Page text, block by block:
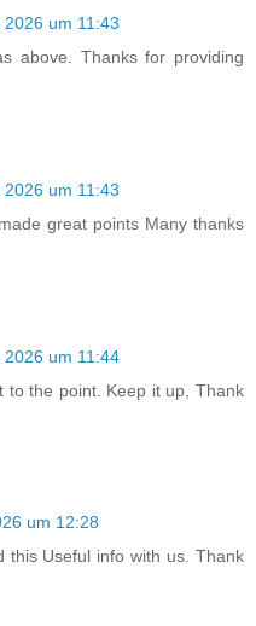
2026 um 11:43
above. Thanks for providing
2026 um 11:43
great points Many thanks
2026 um 11:44
to the point. Keep it up, Thank
um 12:28
this Useful info with us. Thank